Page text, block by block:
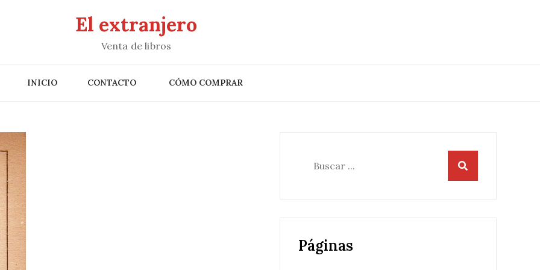
El extranjero
Venta de libros
INICIO CONTACTO CÓMO COMPRAR
Páginas